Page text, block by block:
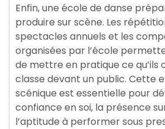
Enfin, une école de danse
produire sur scène. Les
spectacles annuels et les
organisées par l’école
de mettre en pratique ce qu’ils
classe devant un public. Cette
scénique est essentielle pour
confiance en soi, la présence
l’aptitude à performer sous